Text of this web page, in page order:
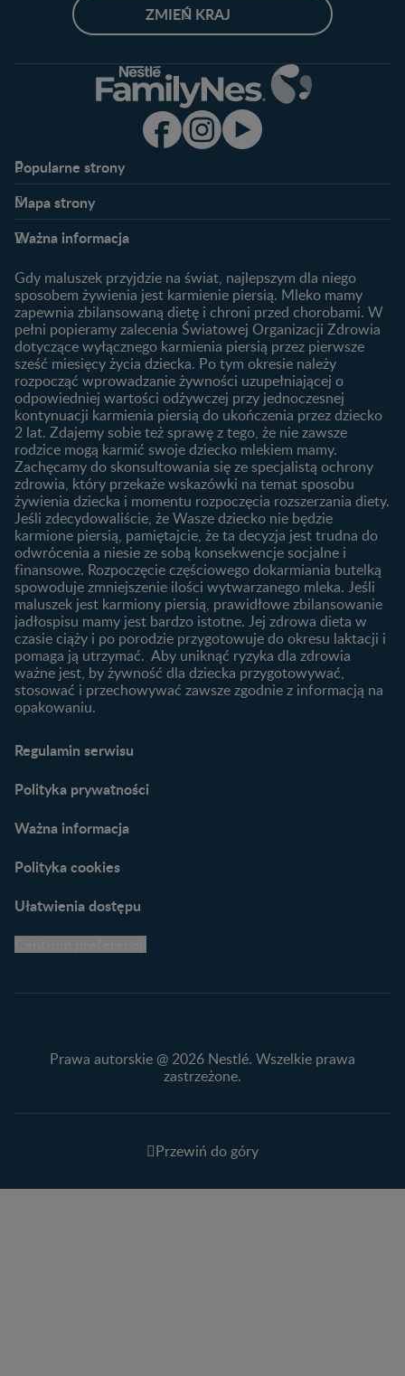
ZMIEŃ KRAJ
Popularne strony​
Kontakt
FAQ
Produkty
Wyszukiwarka produktów
Nasze marki
Mapa strony​
Plamienie implantacyjne –
Jak zaplanować płeć
dziecka?
Jak rozpoznać dni płodne?
Badania przed ciążą
Planowanie urlopu
macierzyńskiego
1. trymestr ciąży
2. trymestr ciąży
3. trymestr ciąży
Rozwój dziecka
Kalendarz rozwoju dziecka
Skoki rozwojowe
Ząbkowanie u niemowląt
Żywienie dziecka
10 sposobów jak poprawić
laktację
Jakie mleko następne
wybrać dla dziecka?
Jak rozszerzać dietę
niemowlaka?
Przydatne materiały dla
rodziców
Poradniki dla rodziców
Karty do zdjęć dla
Maluszka
Materiały do pobrania
Narzędzia dla rodziców
praktyczne wskazówki
Ważna informacja
Gdy maluszek przyjdzie na świat, najlepszym dla niego
sposobem żywienia jest karmienie piersią. Mleko mamy
zapewnia zbilansowaną dietę i chroni przed chorobami. W
pełni popieramy zalecenia Światowej Organizacji Zdrowia
dotyczące wyłącznego karmienia piersią przez pierwsze
sześć miesięcy życia dziecka. Po tym okresie należy
rozpocząć wprowadzanie żywności uzupełniającej o
odpowiedniej wartości odżywczej przy jednoczesnej
kontynuacji karmienia piersią do ukończenia przez dziecko
2 lat. Zdajemy sobie też sprawę z tego, że nie zawsze
rodzice mogą karmić swoje dziecko mlekiem mamy.
Zachęcamy do skonsultowania się ze specjalistą ochrony
zdrowia, który przekaże wskazówki na temat sposobu
żywienia dziecka i momentu rozpoczęcia rozszerzania diety.
Jeśli zdecydowaliście, że Wasze dziecko nie będzie
karmione piersią, pamiętajcie, że ta decyzja jest trudna do
odwrócenia a niesie ze sobą konsekwencje socjalne i
finansowe. Rozpoczęcie częściowego dokarmiania butelką
spowoduje zmniejszenie ilości wytwarzanego mleka. Jeśli
maluszek jest karmiony piersią, prawidłowe zbilansowanie
jadłospisu mamy jest bardzo istotne. Jej zdrowa dieta w
czasie ciąży i po porodzie przygotowuje do okresu laktacji i
pomaga ją utrzymać. Aby uniknąć ryzyka dla zdrowia
ważne jest, by żywność dla dziecka przygotowywać,
stosować i przechowywać zawsze zgodnie z informacją na
opakowaniu.
Regulamin serwisu
Polityka prywatności
Ważna informacja
Polityka cookies
Ułatwienia dostępu
Prawa autorskie @ 2026 Nestlé. Wszelkie prawa
zastrzeżone.
Przewiń do góry